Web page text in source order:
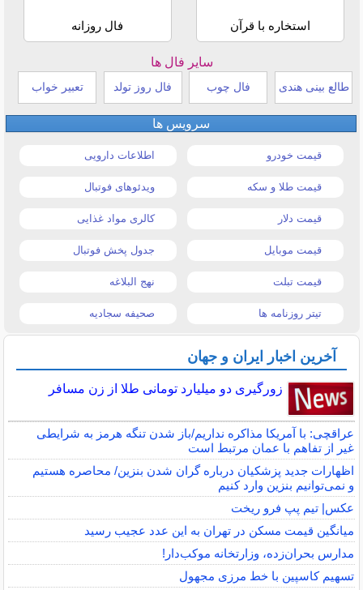
استخاره با قرآن فال روزانه
سایر فال ها
طالع بینی هندی فال چوب فال روز تولد تعبیر خواب
سرویس ها
قیمت خودرو اطلاعات دارویی
قیمت طلا و سکه ویدئوهای فوتبال
قیمت دلار کالری مواد غذایی
قیمت موبایل جدول پخش فوتبال
قیمت تبلت نهج البلاغه
تیتر روزنامه ها صحیفه سجادیه
آخرین اخبار ایران و جهان
زورگیری دو میلیارد تومانی طلا از زن مسافر
عراقچی: با آمریکا مذاکره نداریم/باز شدن تنگه هرمز به شرایطی
غیر از تفاهم با عمان مرتبط است
اظهارات جدید پزشکیان درباره گران شدن بنزین/ محاصره هستیم
و نمی‌توانیم بنزین وارد کنیم
عکس| تیم پپ فرو ریخت
میانگین قیمت مسکن در تهران به این عدد عجیب رسید
مدارس بحران‌زده، وزارتخانه موکب‌دار!
تسهیم کاسپین با خط مرزی مجهول